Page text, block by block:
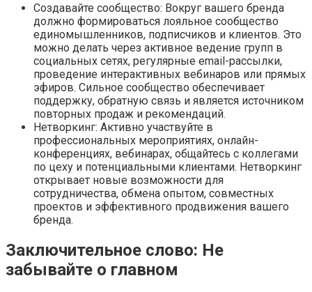
Создавайте сообщество: Вокруг вашего бренда
должно формироваться лояльное сообщество
единомышленников, подписчиков и клиентов. Это
можно делать через активное ведение групп в
социальных сетях, регулярные email-рассылки,
проведение интерактивных вебинаров или прямых
эфиров. Сильное сообщество обеспечивает
поддержку, обратную связь и является источником
повторных продаж и рекомендаций.
Нетворкинг: Активно участвуйте в
профессиональных мероприятиях, онлайн-
конференциях, вебинарах, общайтесь с коллегами
по цеху и потенциальными клиентами. Нетворкинг
открывает новые возможности для
сотрудничества, обмена опытом, совместных
проектов и эффективного продвижения вашего
бренда.
Заключительное слово: Не
забывайте о главном